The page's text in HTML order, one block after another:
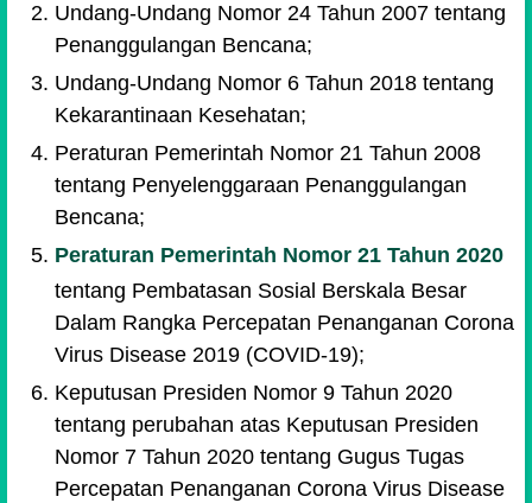
Undang-Undang Nomor 24 Tahun 2007 tentang
Penanggulangan Bencana;
Undang-Undang Nomor 6 Tahun 2018 tentang
Kekarantinaan Kesehatan;
Peraturan Pemerintah Nomor 21 Tahun 2008
tentang Penyelenggaraan Penanggulangan
Bencana;
Peraturan Pemerintah Nomor 21 Tahun 2020
tentang Pembatasan Sosial Berskala Besar
Dalam Rangka Percepatan Penanganan Corona
Virus Disease 2019 (COVID-19);
Keputusan Presiden Nomor 9 Tahun 2020
tentang perubahan atas Keputusan Presiden
Nomor 7 Tahun 2020 tentang Gugus Tugas
Percepatan Penanganan Corona Virus Disease